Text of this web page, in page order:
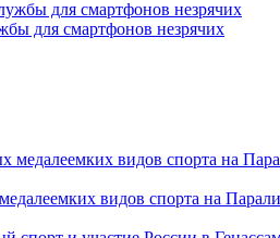
для смартфонов незрячих
видов спорта на